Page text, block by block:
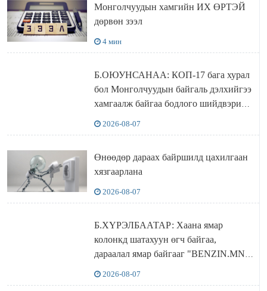
Монголчуудын хамгийн ИХ ӨРТЭЙ
дөрвөн зээл
4 мин
Б.ОЮУНСАНАА: КОП-17 бага хурал
бол Монголчуудын байгаль дэлхийгээ
хамгаалж байгаа бодлого шийдвэрийг
2026-08-07
Өнөөдөр дараах байршилд цахилгаан
хязгаарлана
2026-08-07
Б.ХҮРЭЛБААТАР: Хаана ямар
колонкд шатахуун өгч байгаа,
дараалал ямар байгааг "BENZIN.MN”
2026-08-07